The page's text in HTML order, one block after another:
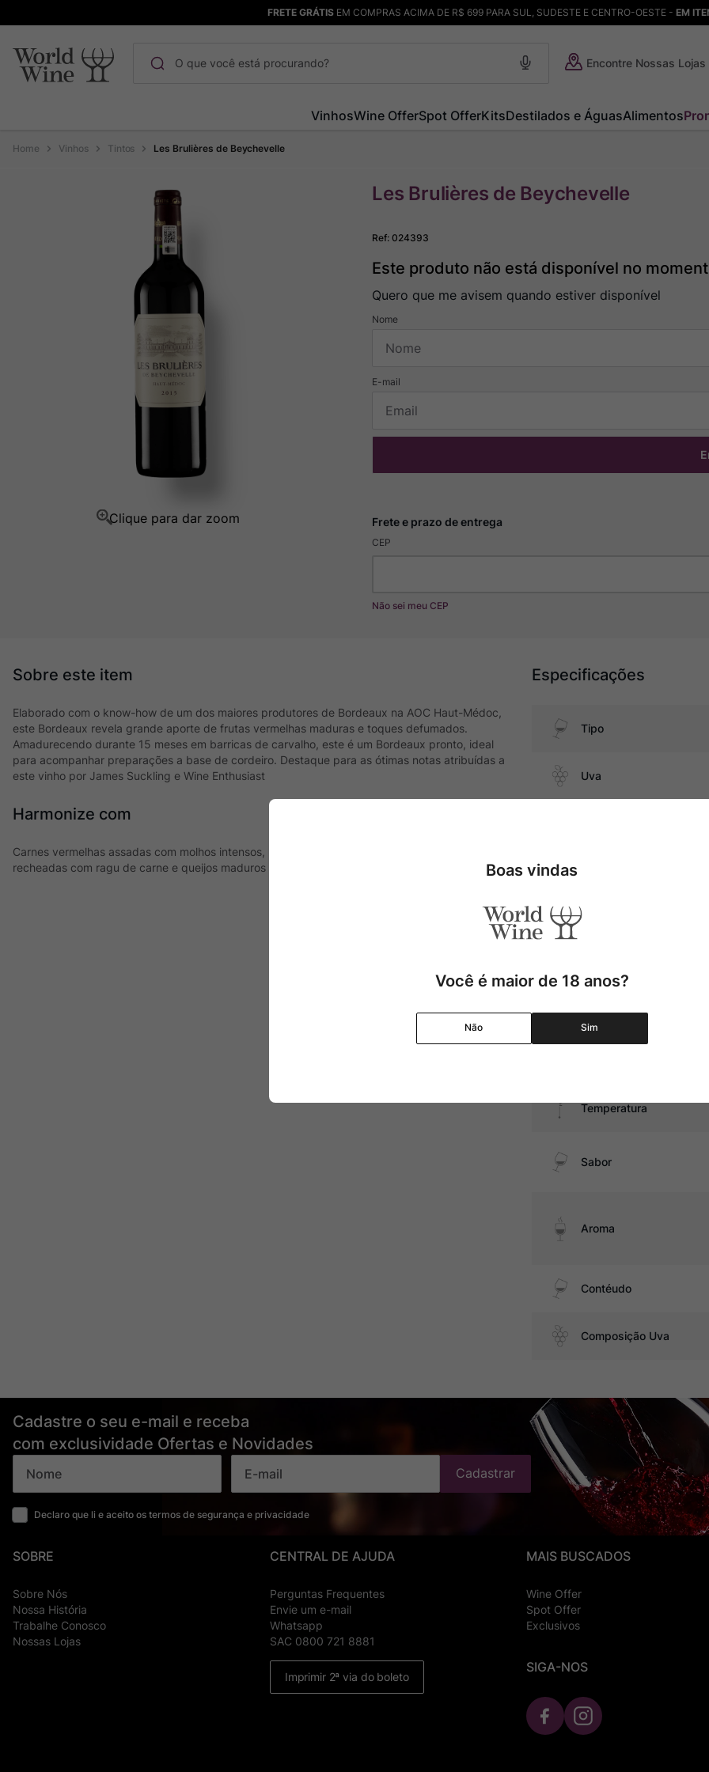
FRETE GRÁTISEM COMPRAS ACIMA DE R$ 699 PARA SUL, SUDESTE E CENTRO-OESTE - EM
Encontre Nossas Lojas
VinhosWine OfferSpot OfferKitsDestilados e ÁguasAlimentos
Vinhos Tintos Les Brulières de Beychevelle
Les Brulières de Beychevelle
Ref:024393
Este produto não está disponível no
Quero que me avisem quando estiver disponível
CEP
Não sei meu CEP
Elaborado com o know-how de um dos maiores produtores de Bordeaux na AOC Haut-Médoc,
este Bordeaux revela grande aporte de frutas vermelhas maduras e toques defumados.
Amadurecendo durante 15 meses em barricas de carvalho, este é um Bordeaux pronto, ideal
para acompanhar preparações a base de cordeiro. Destaque para as ótimas notas atribuídas a
este vinho por James Suckling e Wine Enthusiast
Harmonize com
Carnes vermelhas assadas com molhos intensos, preparações a base de cordeiro, massas
recheadas com ragu de carne e queijos maduros
Especificações
Tipo
Uva
Pais
Graduação Alcóolica
Temperatura
Sabor
Aroma
Contéudo
Composição Uva
Cadastre o seu e-mail e receba
com exclusividade Ofertas e Novidades
Declaro que li e aceito os termos de segurança e privacidade
Cadastrar
SOBRE
Sobre Nós
Nossa História
Trabalhe Conosco
Nossas Lojas
CENTRAL DE AJUDA
Perguntas Frequentes
Envie um e-mail
Whatsapp
SAC 0800 721 8881
Imprimir 2ª via do boleto
MAIS BUSCADOS
Wine Offer
Spot Offer
Exclusivos
SIGA-NOS
1º Maçanita
Bodega Garzon
Champagne
Boas vindas
Você é maior de 18 anos?
Não Sim